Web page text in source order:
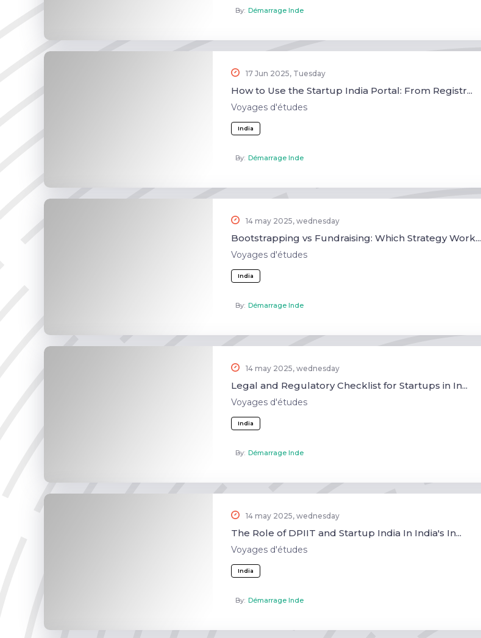
By: Démarrage Inde
17 Jun 2025, Tuesday
How to Use the Startup India Portal: From Registr...
Voyages d'études
India
By: Démarrage Inde
14 may 2025, wednesday
Bootstrapping vs Fundraising: Which Strategy Work...
Voyages d'études
India
By: Démarrage Inde
14 may 2025, wednesday
Legal and Regulatory Checklist for Startups in In...
Voyages d'études
India
By: Démarrage Inde
14 may 2025, wednesday
The Role of DPIIT and Startup India In India's In...
Voyages d'études
India
By: Démarrage Inde